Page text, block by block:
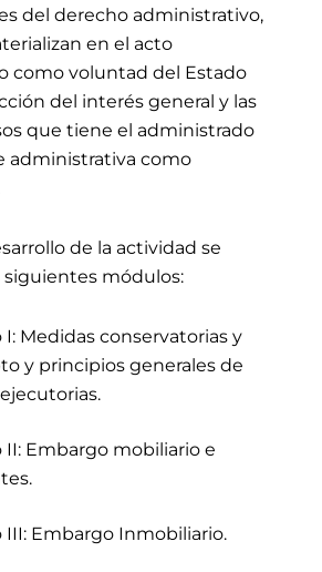
del derecho administrativo,
en el acto
como voluntad del Estado
del interés general y las
que tiene el administrado
administrativa como
de la actividad se
siguientes módulos:
I: Medidas conservatorias y
y principios generales de
ejecutorias.
II: Embargo mobiliario e
III: Embargo Inmobiliario.